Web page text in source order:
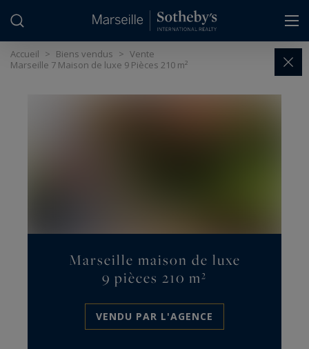
Accueil > Biens vendus > Vente
Marseille 7 Maison de luxe 9 Pièces 210 m²
Marseille maison de luxe
9 pièces 210 m²
VENDU PAR L'AGENCE